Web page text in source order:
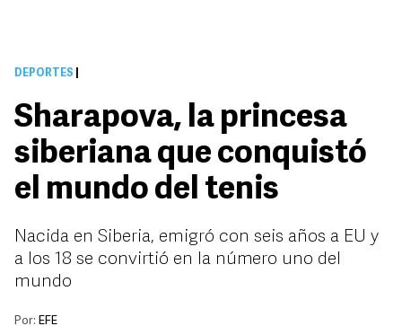
DEPORTES
Sharapova, la princesa
siberiana que conquistó
el mundo del tenis
Nacida en Siberia, emigró con seis años a EU y
a los 18 se convirtió en la número uno del
mundo
Por: EFE